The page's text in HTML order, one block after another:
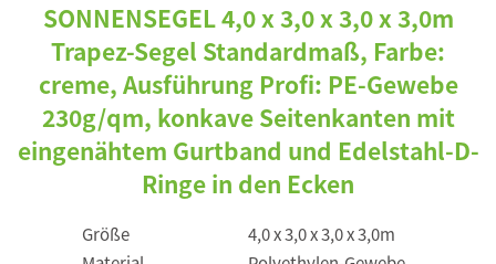
SONNENSEGEL 4,0 x 3,0 x 3,0 x 3,0m
Trapez-Segel Standardmaß, Farbe:
creme, Ausführung Profi: PE-Gewebe
230g/qm, konkave Seitenkanten mit
eingenähtem Gurtband und Edelstahl-D-
Ringe in den Ecken
Größe
4,0 x 3,0 x 3,0 x 3,0m